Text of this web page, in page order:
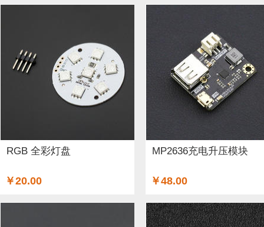
RGB 全彩灯盘
￥20.00
MP2636充电升压模块
￥48.00